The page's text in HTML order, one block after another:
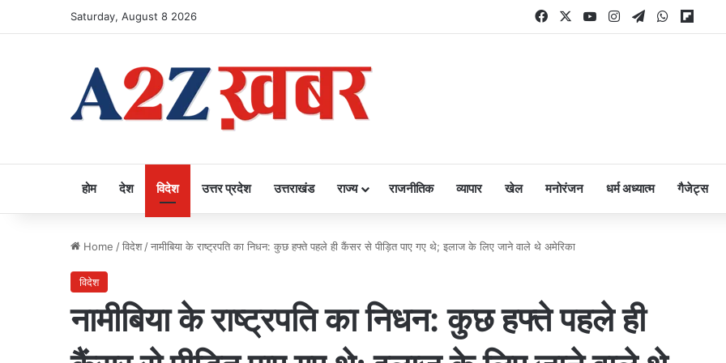
Saturday, August 8 2026 FacebookYouTubeInstagram
TelegramWhatsApp
होम देश विदेश उत्तर प्रदेश उत्तराखंड राज्य राजनीतिक व्यापार खेल मनोरंजन धर्म अध्यात्म गैजेट्स
Home /विदेश /नामीबिया के राष्ट्रपति का निधन: कुछ हफ्ते पहले ही कैंसर से पीड़ित पाए गए थे; इलाज के लिए जाने वाले थे अमेरिका
विदेश
नामीबिया के राष्ट्रपति का निधन: कुछ हफ्ते पहले ही